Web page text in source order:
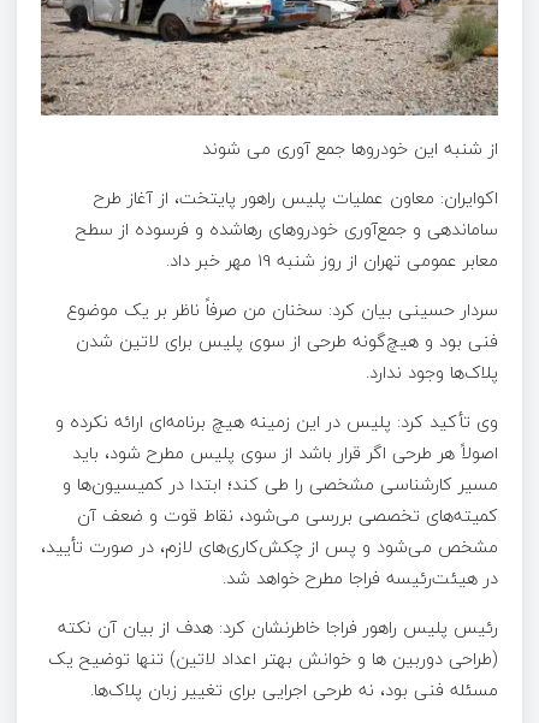
از شنبه این خودروها جمع آوری می شوند
اکوایران: معاون عملیات پلیس راهور پایتخت، از آغاز طرح
ساماندهی و جمع‌آوری خودرو‌های رهاشده و فرسوده از سطح
معابر عمومی تهران از روز شنبه ۱۹ مهر خبر داد.
سردار حسینی بیان کرد: سخنان من صرفاً ناظر بر یک موضوع
فنی بود و هیچ‌گونه طرحی از سوی پلیس برای لاتین شدن
پلاک‌ها وجود ندارد.
وی تأکید کرد: پلیس در این زمینه هیچ برنامه‌ای ارائه نکرده و
اصولاً هر طرحی اگر قرار باشد از سوی پلیس مطرح شود، باید
مسیر کارشناسی مشخصی را طی کند؛ ابتدا در کمیسیون‌ها و
کمیته‌های تخصصی بررسی می‌شود، نقاط قوت و ضعف آن
مشخص می‌شود و پس از چکش‌کاری‌های لازم، در صورت تأیید،
در هیئت‌رئیسه فراجا مطرح خواهد شد.
رئیس پلیس راهور فراجا خاطرنشان کرد: هدف از بیان آن نکته
(طراحی دوربین ها و خوانش بهتر اعداد لاتین) تنها توضیح یک
مسئله فنی بود، نه طرحی اجرایی برای تغییر زبان پلاک‌ها.